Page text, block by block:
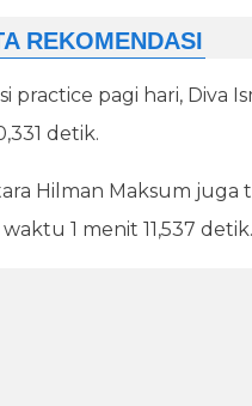
practice pagi hari, Diva
detik.
Hilman Maksum juga
1 menit 11,537 detik.